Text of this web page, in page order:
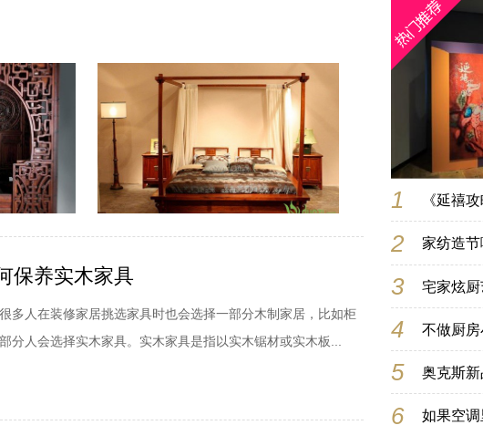
保养实木家具
多人在装修家居挑选家具时也会选择一部分木制家居，比如柜
分人会选择实木家具。实木家具是指以实木锯材或实木板...
1 《延禧攻略》
2 家纺造节哪
3 宅家炫厨艺 线
4 不做厨
5 奥克斯新品“
6 如果空调